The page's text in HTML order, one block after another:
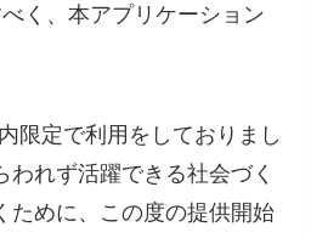
く、本アプリケーション
限定で利用をしておりまし
われず活躍できる社会づく
ために、この度の提供開始